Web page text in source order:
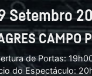
Setembro
CAMPO
de Portas:
do Espectáculo: